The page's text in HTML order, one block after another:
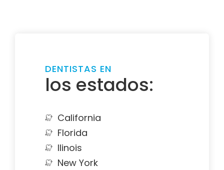
DENTISTAS EN
los estados:
California
Florida
Ilinois
New York